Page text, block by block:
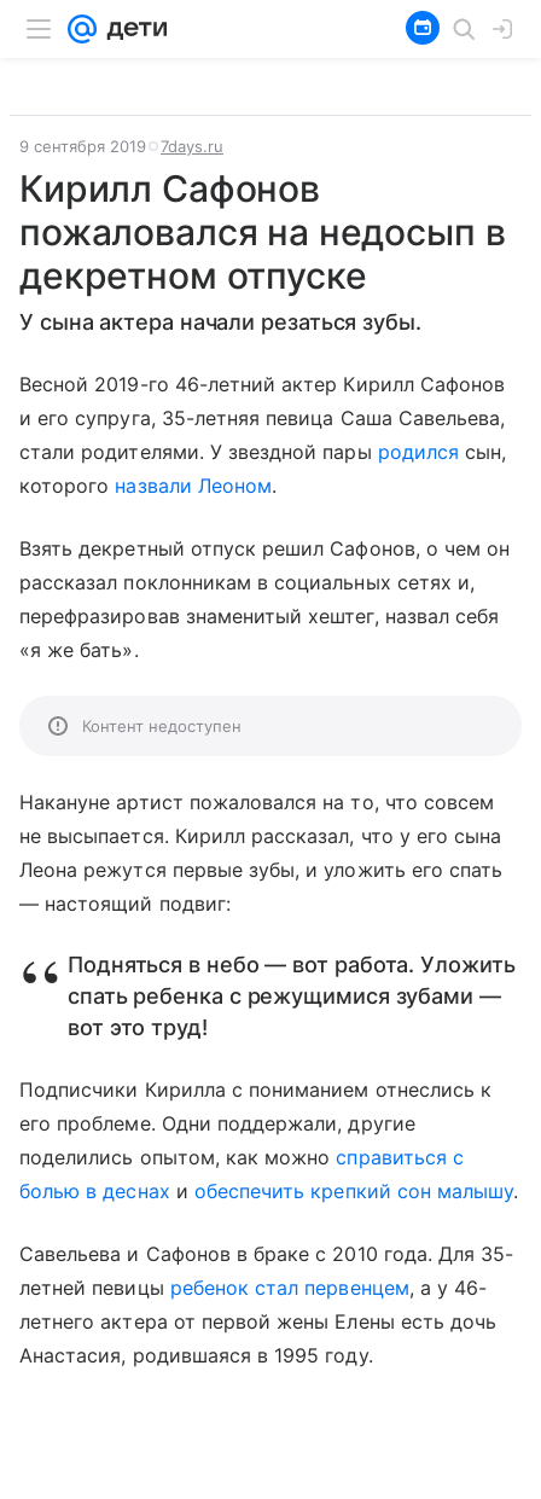
9 сентября 2019 7days.ru
Кирилл Сафонов
пожаловался на недосып в
декретном отпуске
У сына актера начали резаться зубы.
Весной 2019-го 46-летний актер Кирилл Сафонов
и его супруга, 35-летняя певица Саша Савельева,
стали родителями. У звездной пары родился сын,
которого назвали Леоном.
Взять декретный отпуск решил Сафонов, о чем он
рассказал поклонникам в социальных сетях и,
перефразировав знаменитый хештег, назвал себя
«я же бать».
Контент недоступен
Накануне артист пожаловался на то, что совсем
не высыпается. Кирилл рассказал, что у его сына
Леона режутся первые зубы, и уложить его спать
— настоящий подвиг:
Подняться в небо — вот работа. Уложить
спать ребенка с режущимися зубами —
вот это труд!
Подписчики Кирилла с пониманием отнеслись к
его проблеме. Одни поддержали, другие
поделились опытом, как можносправиться с
болью в деснах и обеспечить крепкий сон малышу.
Савельева и Сафонов в браке с 2010 года. Для 35-
летней певицы ребенок стал первенцем, а у 46-
летнего актера от первой жены Елены есть дочь
Анастасия, родившаяся в 1995 году.